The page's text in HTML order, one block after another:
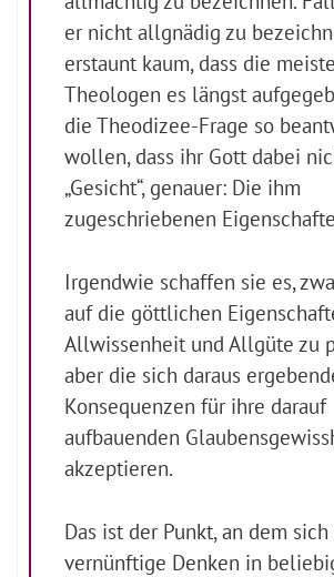
er nicht allgnädig zu
erstaunt kaum, dass die
Theologen es längst
die Theodizee-Frage so
wollen, dass ihr Gott dabei
„Gesicht“, genauer: Die ihm
zugeschriebenen
Irgendwie schaffen sie es,
auf die göttlichen
Allwissenheit und Allgüte zu
aber die sich daraus
Konsequenzen für ihre darauf
aufbauenden
akzeptieren.
Das ist der Punkt, an dem sich
vernünftige Denken in